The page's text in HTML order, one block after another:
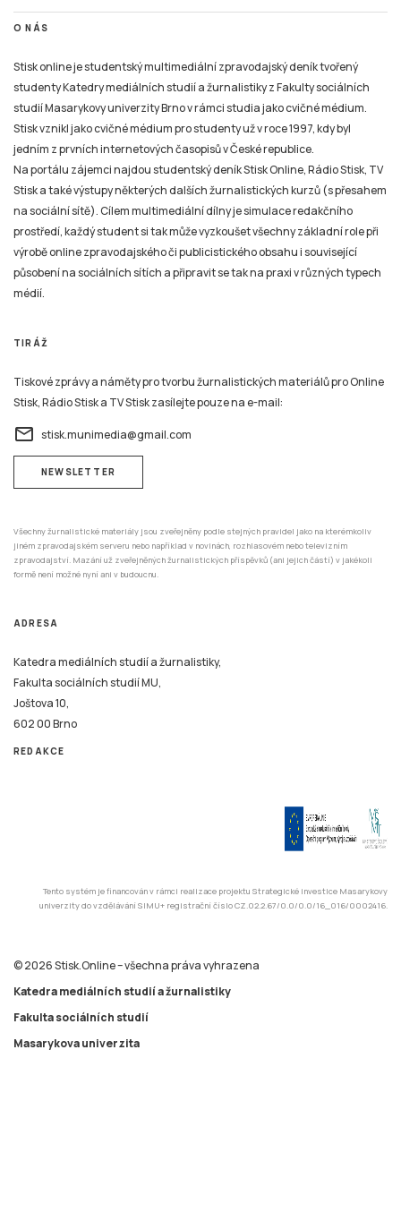
studií Masarykovy univerzity Brno v rámci studia jako cvičné médium.
jedním z prvních internetových časopisů v České republice.
Na portálu zájemci najdou studentský deník Stisk Online, Rádio Stisk, TV
Stisk a také výstupy některých dalších žurnalistických kurzů (s přesahem
na sociální sítě). Cílem multimediální dílny je simulace redakčního
prostředí, každý student si tak může vyzkoušet všechny základní role při
výrobě online zpravodajského či publicistického obsahu i související
působení na sociálních sítích a připravit se tak na praxi v různých typech
médií.
TIRÁŽ
Tiskové zprávy a náměty pro tvorbu žurnalistických materiálů pro Online
email stisk.munimedia@gmail.com
NEWSLETTER
Všechny žurnalistické materiály jsou zveřejněny podle stejných pravidel jako na kterémkoliv
jiném zpravodajském serveru nebo například v novinách, rozhlasovém nebo televizním
zpravodajství. Mazání už zveřejněných žurnalistických příspěvků (ani jejich částí) v jakékoli
formě není možné nyní ani v budoucnu.
ADRESA
Katedra mediálních studií a žurnalistiky,
Joštova 10,
REDAKCE
Tento systém je financován v rámci realizace projektu Strategické investice Masarykovy
univerzity do vzdělávání SIMU+ registrační číslo CZ.02.2.67/0.0/0.0/16_016/0002416.
Katedra mediálních studií a žurnalistiky